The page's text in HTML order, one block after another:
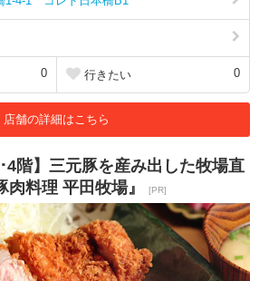
0 行きたい 0
店舗の詳細はこちら
4階】三元豚を産み出した牧場直
肉料理 平田牧場』
[PR]